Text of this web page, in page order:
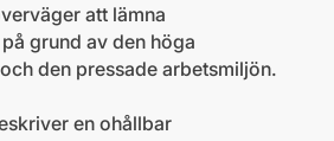
att lämna
grund av den höga
den pressade arbetsmiljön.
en ohållbar